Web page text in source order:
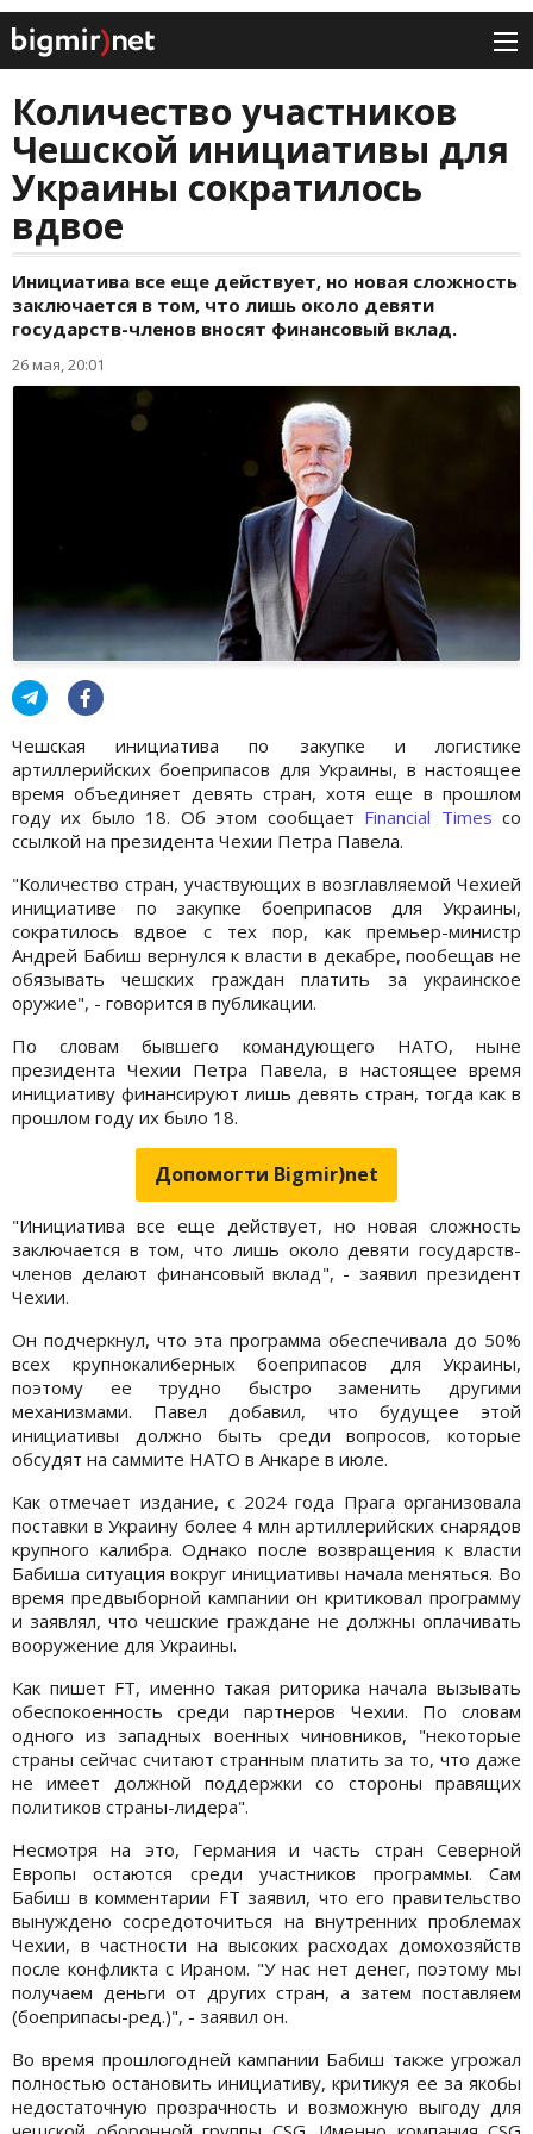
Количество участников
Чешской инициативы для
Украины сократилось
вдвое
Инициатива все еще действует, но новая сложность
заключается в том, что лишь около девяти
государств-членов вносят финансовый вклад.
26 мая, 20:01
Чешская инициатива по закупке и логистике
артиллерийских боеприпасов для Украины, в настоящее
время объединяет девять стран, хотя еще в прошлом
году их было 18. Об этом сообщает Financial Times со
ссылкой на президента Чехии Петра Павела.
"Количество стран, участвующих в возглавляемой Чехией
инициативе по закупке боеприпасов для Украины,
сократилось вдвое с тех пор, как премьер-министр
Андрей Бабиш вернулся к власти в декабре, пообещав не
обязывать чешских граждан платить за украинское
оружие", - говорится в публикации.
По словам бывшего командующего НАТО, ныне
президента Чехии Петра Павела, в настоящее время
инициативу финансируют лишь девять стран, тогда как в
прошлом году их было 18.
Допомогти Bigmir)net
"Инициатива все еще действует, но новая сложность
заключается в том, что лишь около девяти государств-
членов делают финансовый вклад", - заявил президент
Чехии.
Он подчеркнул, что эта программа обеспечивала до 50%
всех крупнокалиберных боеприпасов для Украины,
поэтому ее трудно быстро заменить другими
механизмами. Павел добавил, что будущее этой
инициативы должно быть среди вопросов, которые
обсудят на саммите НАТО в Анкаре в июле.
Как отмечает издание, с 2024 года Прага организовала
поставки в Украину более 4 млн артиллерийских снарядов
крупного калибра. Однако после возвращения к власти
Бабиша ситуация вокруг инициативы начала меняться. Во
время предвыборной кампании он критиковал программу
и заявлял, что чешские граждане не должны оплачивать
вооружение для Украины.
Как пишет FT, именно такая риторика начала вызывать
обеспокоенность среди партнеров Чехии. По словам
одного из западных военных чиновников, "некоторые
страны сейчас считают странным платить за то, что даже
не имеет должной поддержки со стороны правящих
политиков страны-лидера".
Несмотря на это, Германия и часть стран Северной
Европы остаются среди участников программы. Сам
Бабиш в комментарии FT заявил, что его правительство
вынуждено сосредоточиться на внутренних проблемах
Чехии, в частности на высоких расходах домохозяйств
после конфликта с Ираном. "У нас нет денег, поэтому мы
получаем деньги от других стран, а затем поставляем
(боеприпасы-ред.)", - заявил он.
Во время прошлогодней кампании Бабиш также угрожал
полностью остановить инициативу, критикуя ее за якобы
недостаточную прозрачность и возможную выгоду для